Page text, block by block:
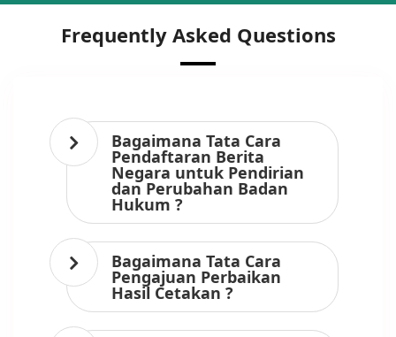
Frequently Asked Questions
Bagaimana Tata Cara
Pendaftaran Berita
Negara untuk Pendirian
dan Perubahan Badan
Hukum ?
Bagaimana Tata Cara
Pengajuan Perbaikan
Hasil Cetakan ?